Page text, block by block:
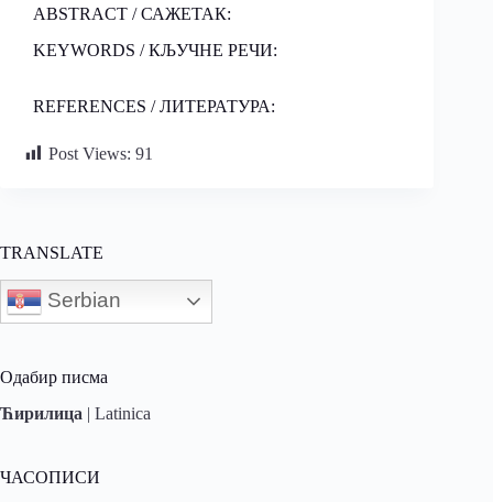
ABSTRACT / САЖЕТАК:
KEYWORDS / КЉУЧНЕ РЕЧИ:
REFERENCES / ЛИТЕРАТУРА:
Post Views: 91
TRANSLATE
Serbian
Одабир писма
Ћирилица | Latinica
ЧАСОПИСИ